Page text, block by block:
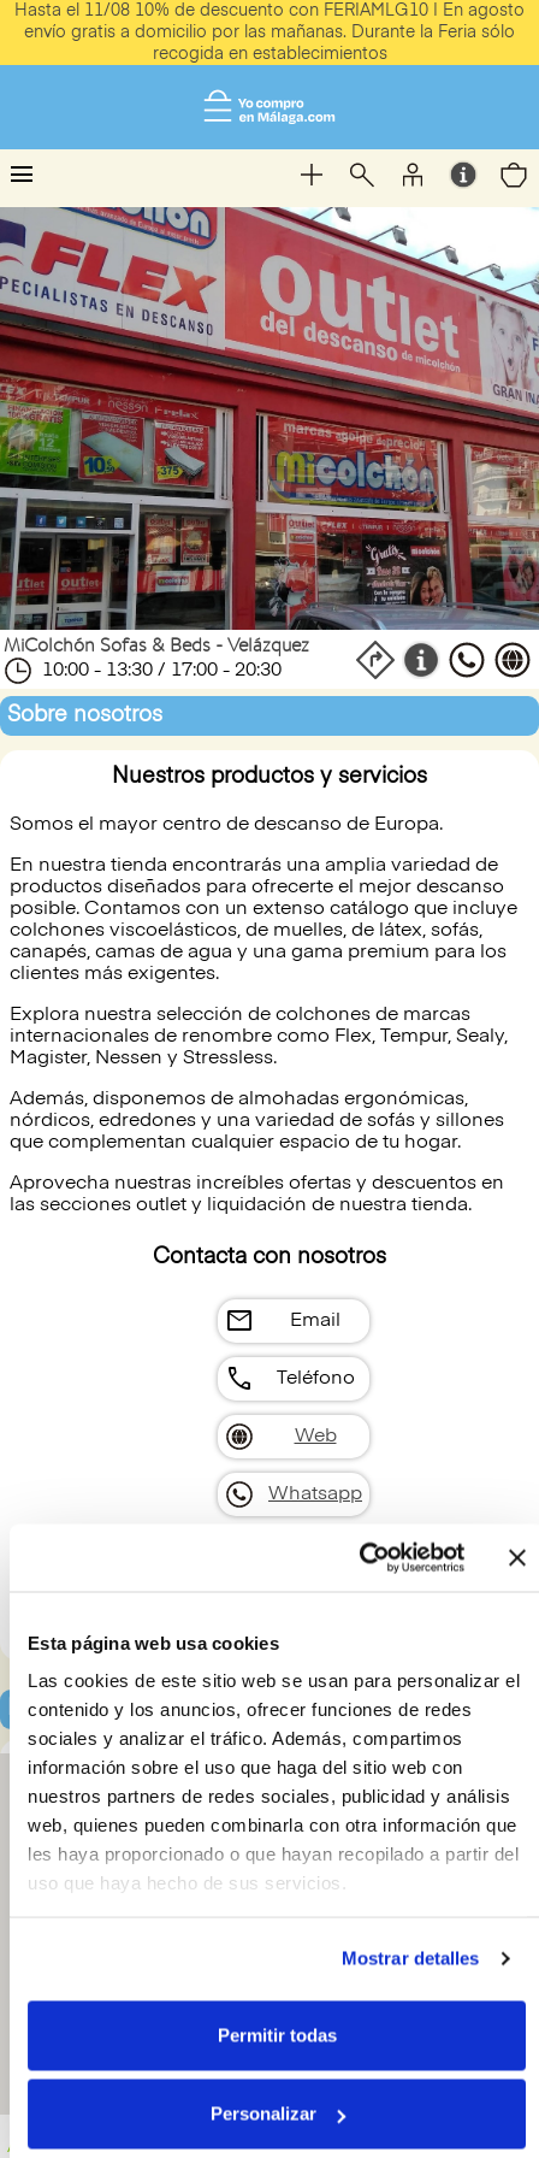
Esta página web usa cookies
Las cookies de este sitio web se usan para personalizar el
contenido y los anuncios, ofrecer funciones de redes
sociales y analizar el tráfico. Además, compartimos
información sobre el uso que haga del sitio web con
nuestros partners de redes sociales, publicidad y análisis
web, quienes pueden combinarla con otra información que
les haya proporcionado o que hayan recopilado a partir del
uso que haya hecho de sus servicios.
Mostrar detalles
Permitir todas
Personalizar
Hasta el 11/08 10% de descuento con FERIAMLG10 | En agosto
envío gratis a domicilio por las mañanas. Durante la Feria sólo
recogida en establecimientos
menu
MiColchón Sofas & Beds - Velázquez
10:00 - 13:30 / 17:00 - 20:30
Sobre nosotros
Nuestros productos y servicios
Somos el mayor centro de descanso de Europa.
En nuestra tienda encontrarás una amplia variedad de
productos diseñados para ofrecerte el mejor descanso
posible. Contamos con un extenso catálogo que incluye
colchones viscoelásticos, de muelles, de látex, sofás,
canapés, camas de agua y una gama premium para los
clientes más exigentes.
Explora nuestra selección de colchones de marcas
internacionales de renombre como Flex, Tempur, Sealy,
Magister, Nessen y Stressless.
Además, disponemos de almohadas ergonómicas,
nórdicos, edredones y una variedad de sofás y sillones
que complementan cualquier espacio de tu hogar.
Aprovecha nuestras increíbles ofertas y descuentos en
las secciones outlet y liquidación de nuestra tienda.
Contacta con nosotros
mail Email
call Teléfono
Web
Whatsapp
Instagram
Localización y horarios
MiColchón Sofas &
Beds - Velázquez
Maps
Abierto Viernes: 10:00 - 13:30 y 17:00 - 20:30